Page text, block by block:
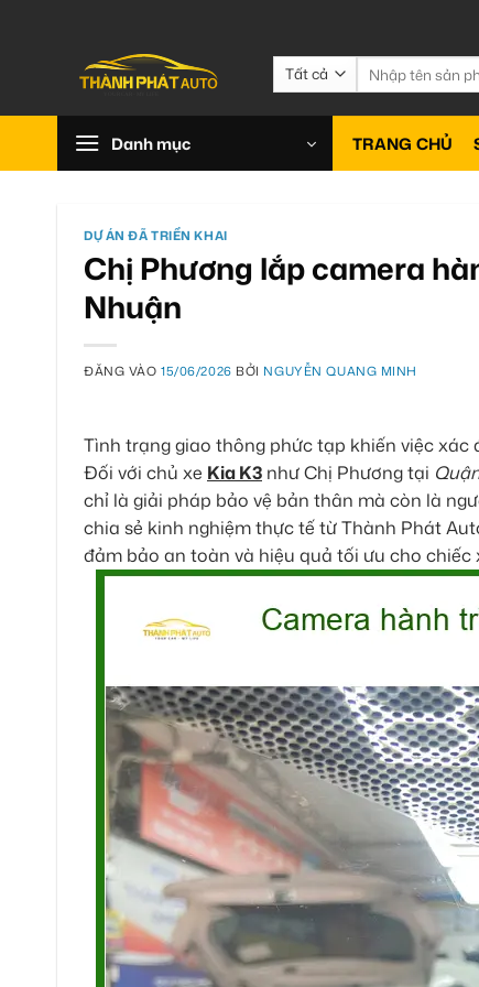
Tìm
kiếm:
Danh mục TRANG CHỦ
DỰ ÁN ĐÃ TRIỂN KHAI
Chị Phương lắp camera
Nhuận
ĐĂNG VÀO15/06/2026 BỞI NGUYỄN QUANG MINH
Tình trạng giao thông phức tạp khiến việc
Đối với chủ xe Kia K3 như Chị Phương tại
chỉ là giải pháp bảo vệ bản thân mà còn là
chia sẻ kinh nghiệm thực tế từ Thành Phát
đảm bảo an toàn và hiệu quả tối ưu cho chiếc